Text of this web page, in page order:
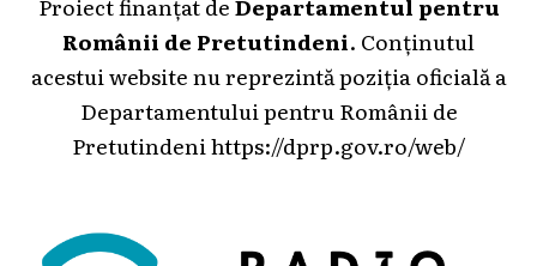
Proiect finanțat deDepartamentul pentru
Românii de Pretutindeni. Conținutul
acestui website nu reprezintă poziția oficială a
Departamentului pentru Românii de
Pretutindenihttps://dprp.gov.ro/web/